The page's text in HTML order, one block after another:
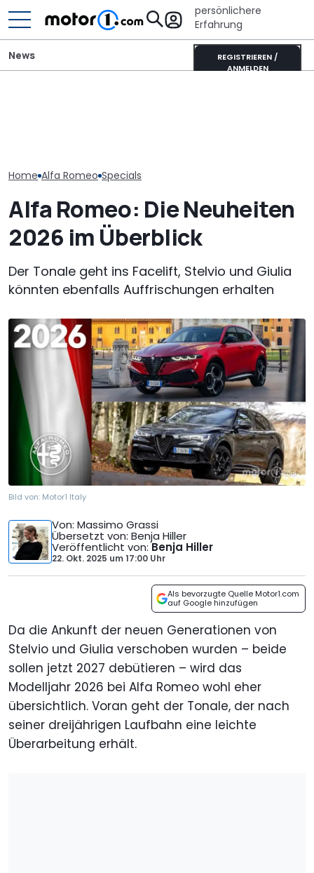
persönlichere
Erfahrung
REGISTRIEREN /
ANMELDEN
News
Home Alfa Romeo Specials
Alfa Romeo: Die Neuheiten
2026 im Überblick
Der Tonale geht ins Facelift, Stelvio und Giulia
könnten ebenfalls Auffrischungen erhalten
Bild von: Motor1 Italy
Von: Massimo Grassi
Übersetzt von: Benja Hiller
Veröffentlicht von:Benja Hiller
22. Okt. 2025 um17:00 Uhr
Als bevorzugte Quelle Motor1.com
auf Google hinzufügen
Da die Ankunft der neuen Generationen von
Stelvio und Giulia verschoben wurden – beide
sollen jetzt 2027 debütieren – wird das
Modelljahr 2026 bei Alfa Romeo wohl eher
übersichtlich. Voran geht der Tonale, der nach
seiner dreijährigen Laufbahn eine leichte
Überarbeitung erhält.